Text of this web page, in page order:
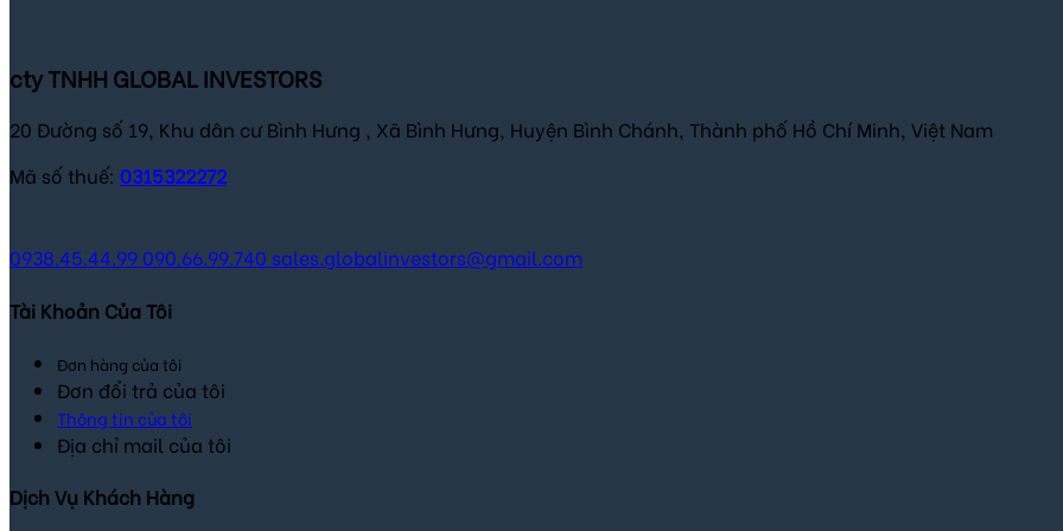
cty TNHH GLOBAL INVESTORS
20 Đường số 19, Khu dân cư Bình Hưng , Xã Bình Hưng, Huyện Bình Chánh, Thành phố Hồ Chí Minh, Việt Nam
Mã số thuế: 0315322272
0938.45.44.99090.66.99.740 sales.globalinvestors@gmail.com
Tài Khoản Của Tôi
Đơn hàng của tôi
Đơn đổi trả của tôi
Thông tin của tôi
Địa chỉ mail của tôi
Dịch Vụ Khách Hàng